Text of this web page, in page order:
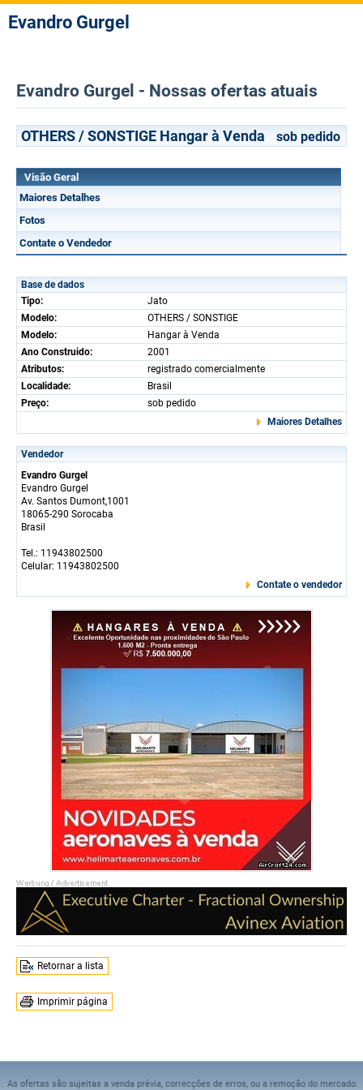
Evandro Gurgel
Evandro Gurgel - Nossas ofertas atuais
OTHERS / SONSTIGE Hangar à Venda sob pedido
Visão Geral
Maiores Detalhes
Fotos
Contate o Vendedor
Base de dados
Tipo:
Jato
Modelo:
OTHERS / SONSTIGE
Modelo:
Hangar à Venda
Ano Construido:
2001
Atributos:
registrado comercialmente
Localidade:
Brasil
Preço:
sob pedido
Maiores Detalhes
Vendedor
Evandro Gurgel
Evandro Gurgel
Av. Santos Dumont,1001
18065-290 Sorocaba
Brasil
Tel.: 11943802500
Celular: 11943802500
Contate o vendedor
Retornar a lista
Imprimir página
As ofertas são sujeitas a venda prévia, correcções de erros, ou a remoção do mercado.